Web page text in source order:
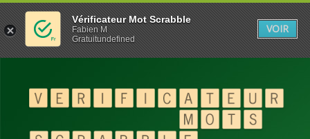
Vérificateur Mot Scrabble
Fabien M
Gratuitundefined
VOIR